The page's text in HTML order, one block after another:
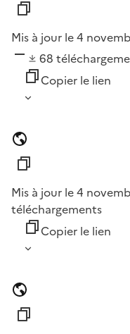
Mis à jour le 4
68
Copier le lien
Mis à jour le 4
téléchargements
Copier le lien